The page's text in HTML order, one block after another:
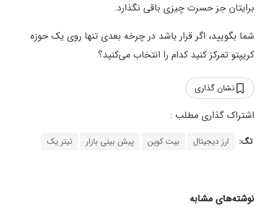
برایتان جز حسرت چیزی باقی نگذارد.
شما بگویید، اگر قرار باشد در چرخه بعدی تنها روی یک حوزه
کریپتو تمرکز کنید کدام را انتخاب می‌کنید؟
نشان گذاری
تگ: ارز دیجیتال بیت کوین پیش بینی بازار تیتر یک
نوشته‌های مشابه